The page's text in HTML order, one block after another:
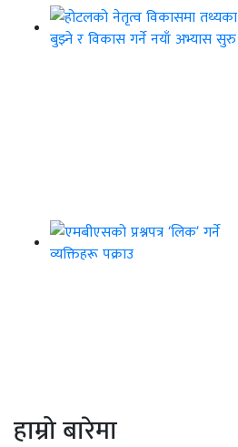
हाम्रो बारेमा